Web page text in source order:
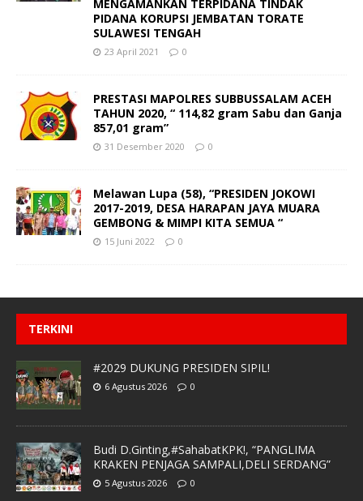
MENGAMANKAN TERPIDANA TINDAK
PIDANA KORUPSI JEMBATAN TORATE
SULAWESI TENGAH
23 April 2021 0
PRESTASI MAPOLRES SUBBUSSALAM ACEH
TAHUN 2020, “ 114,82 gram Sabu dan Ganja
857,01 gram”
31 Desember 2020 0
Melawan Lupa (58), “PRESIDEN JOKOWI
2017-2019, DESA HARAPAN JAYA MUARA
GEMBONG & MIMPI KITA SEMUA “
15 Juni 2022 0
TERKINI
#2029 DUKUNG PRESIDEN SIPIL!
6 Agustus 2026 0
Budi D.Ginting,#SahabatKPK!, “PANGLIMA
KRAKEN PENJAGA SAMPALI,DELI SERDANG”
5 Agustus 2026 0